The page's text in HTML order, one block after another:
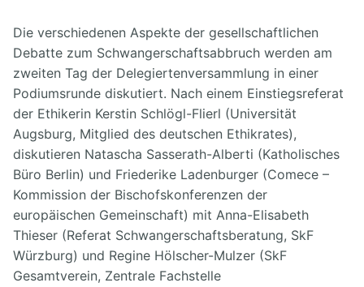
Die verschiedenen Aspekte der gesellschaftlichen
Debatte zum Schwangerschaftsabbruch werden am
zweiten Tag der Delegiertenversammlung in einer
Podiumsrunde diskutiert. Nach einem Einstiegsreferat
der Ethikerin Kerstin Schlögl-Flierl (Universität
Augsburg, Mitglied des deutschen Ethikrates),
diskutieren Natascha Sasserath-Alberti (Katholisches
Büro Berlin) und Friederike Ladenburger (Comece –
Kommission der Bischofskonferenzen der
europäischen Gemeinschaft) mit Anna-Elisabeth
Thieser (Referat Schwangerschaftsberatung, SkF
Würzburg) und Regine Hölscher-Mulzer (SkF
Gesamtverein, Zentrale Fachstelle